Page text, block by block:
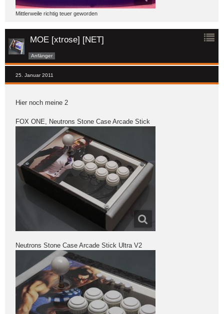
Mittlerweile richtig teuer geworden
MOE [xtrose] [NET]
Anfänger
25. Januar 2011
Hier noch meine 2
FOX ONE, Neutrons Stone Case Arcade Stick
Neutrons Stone Case Arcade Stick Ultra V2